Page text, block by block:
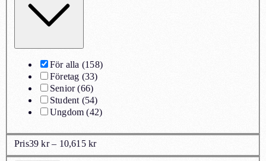
För alla (158)
Företag (33)
Senior (66)
Student (54)
Ungdom (42)
Pris39 kr – 10,615 kr